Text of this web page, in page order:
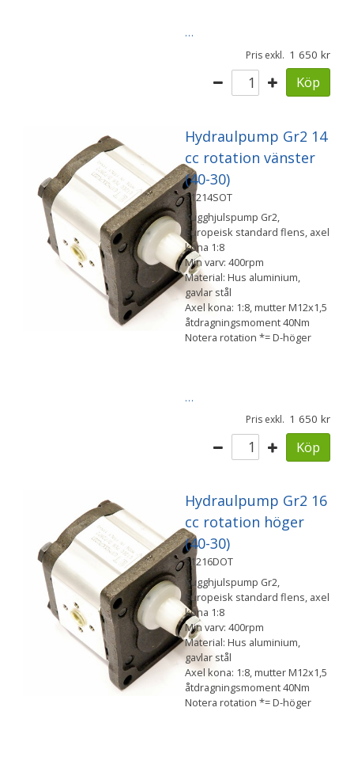
…
Pris exkl. 1 650
Köp
Hydraulpump Gr2 14
cc rotation vänster
(40-30)
51214SOT
Kugghjulspump Gr2,
Europeisk standard flens, axel
kona 1:8
Min varv: 400rpm
Material: Hus aluminium,
gavlar stål
Axel kona: 1:8, mutter M12x1,5
åtdragningsmoment 40Nm
Notera rotation *= D-höger
…
Pris exkl. 1 650
Köp
Hydraulpump Gr2 16
cc rotation höger
(40-30)
51216DOT
Kugghjulspump Gr2,
Europeisk standard flens, axel
kona 1:8
Min varv: 400rpm
Material: Hus aluminium,
gavlar stål
Axel kona: 1:8, mutter M12x1,5
åtdragningsmoment 40Nm
Notera rotation *= D-höger